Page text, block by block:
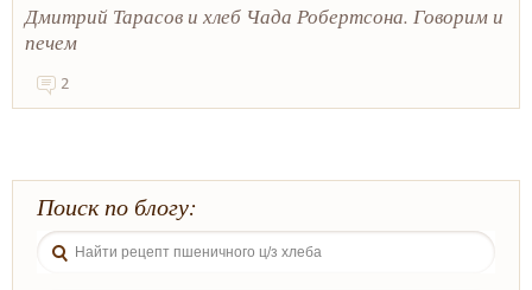
Дмитрий Тарасов и хлеб Чада Робертсона. Говорим и
печем
2
Поиск по блогу: